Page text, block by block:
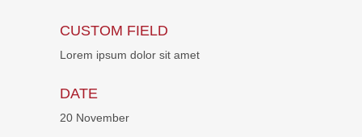
CUSTOM FIELD
Lorem ipsum dolor sit amet
DATE
20 November